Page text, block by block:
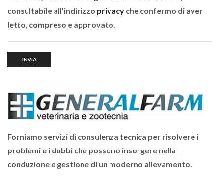
consultabile all'indirizzo privacy che confermo di aver
letto, compreso e approvato.
Forniamo servizi di consulenza tecnica per risolvere i
problemi e i dubbi che possono insorgere nella
conduzione e gestione di un moderno allevamento.